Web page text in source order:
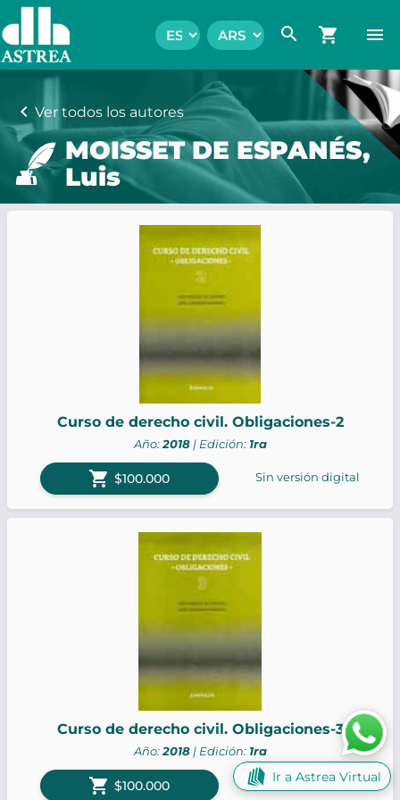
search shopping_cart menu
chevron_left Ver todos los autores
MOISSET DE ESPANÉS,
Luis
Curso de derecho civil. Obligaciones-2
Año:2018| Edición: 1ra
shopping_cart $100.000 Sin versión digital
Curso de derecho civil. Obligaciones-3
Año:2018| Edición: 1ra
shopping_cart $100.000 Sin versión digital
Ir a Astrea Virtual